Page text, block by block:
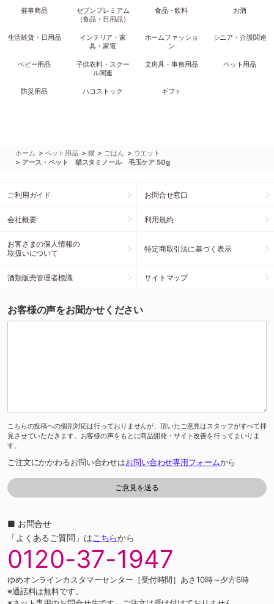
催事商品
セブンプレミアム
（食品・日用品）
食品・飲料 お酒
生活雑貨・日用品
インテリア・家
具・家電
ホームファッショ
ン
シニア・介護関連
ベビー用品
子供衣料・スクー
ル関連
文房具・事務用品 ペット用品
防災用品 ハコストック ギフト
ホーム >ペット用品 > 猫 > ごはん > ウエット
> アース・ペット 猫スタミノール 毛玉ケア 50g
ご利用ガイド お問合せ窓口
会社概要 利用規約
お客さまの個人情報の
取扱いについて
特定商取引法に基づく表示
酒類販売管理者標識 サイトマップ
お客様の声をお聞かせください
こちらの投稿への個別対応は行っておりませんが、頂いたご意見はスタッフがすべて拝
見させていただきます。お客様の声をもとに商品開発・サイト改善を行ってまいりま
す。
ご注文にかかわるお問い合わせはお問い合わせ専用フォームから
■ お問合せ
「よくあるご質問」はこちらから
0120-37-1947
ゆめオンラインカスタマーセンター［受付時間］あさ10時～夕方6時
※通話料は無料です。